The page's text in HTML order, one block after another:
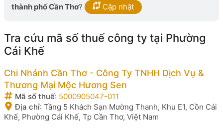
thành phố Cần Thơ? Cập nhật
Tra cứu mã số thuế công ty tại Phường
Cái Khế
Chi Nhánh Cần Thơ - Công Ty TNHH Dịch Vụ &
Thương Mại Mộc Hương Sen
Mã số thuế: 5000905047-011
Địa chỉ: Tầng 5 Khách Sạn Mường Thanh, Khu E1, Cồn Cái
Khế, Phường Cái Khế, Tp Cần Thơ, Việt Nam